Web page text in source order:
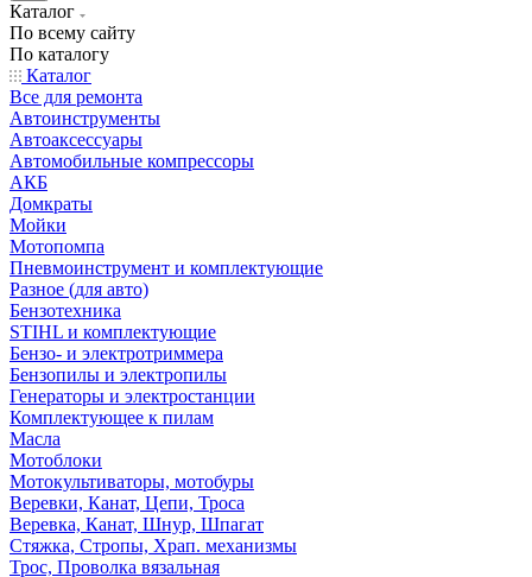
Каталог
По всему сайту
По каталогу
Каталог
Все для ремонта
Автоинструменты
Автоаксессуары
Автомобильные компрессоры
АКБ
Домкраты
Мойки
Мотопомпа
Пневмоинструмент и комплектующие
Разное (для авто)
Бензотехника
STIHL и комплектующие
Бензо- и электротриммера
Бензопилы и электропилы
Генераторы и электростанции
Комплектующее к пилам
Масла
Мотоблоки
Мотокультиваторы, мотобуры
Веревки, Канат, Цепи, Троса
Веревка, Канат, Шнур, Шпагат
Стяжка, Стропы, Храп. механизмы
Трос, Проволка вязальная